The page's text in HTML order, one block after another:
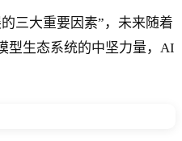
三大重要因素”，未来随着
型生态系统的中坚力量，AI